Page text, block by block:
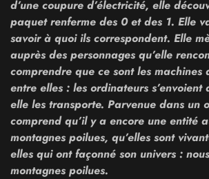
d’une coupure d’électricité, elle
paquet renferme des 0 et des 1. Elle
savoir à quoi ils correspondent. Elle
auprès des personnages qu’elle
comprendre que ce sont les machines
entre elles : les ordinateurs s’envoient
elle les transporte. Parvenue dans un
comprend qu’il y a encore une entité
montagnes poilues, qu’elles sont
elles qui ont façonné son univers :
montagnes poilues.